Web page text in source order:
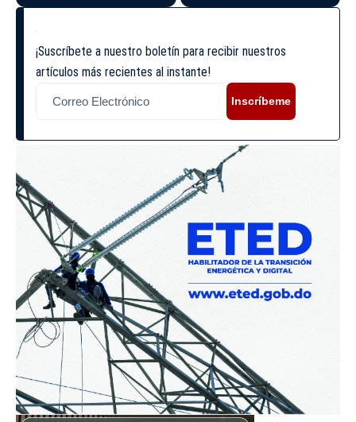
¡Suscríbete a nuestro boletín para recibir nuestros
artículos más recientes al instante!
Inscríbeme